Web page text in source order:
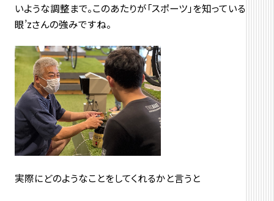
いような調整まで。このあたりが「スポーツ」を知っている
眼’zさんの強みですね。
実際にどのようなことをしてくれるかと言うと